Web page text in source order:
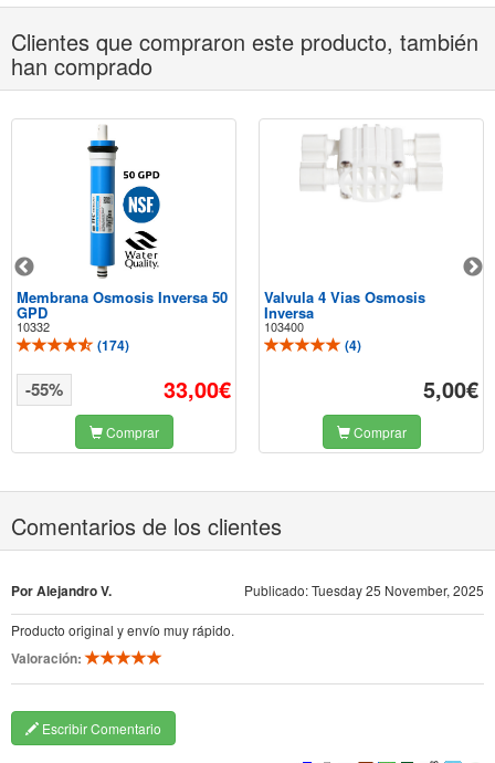
Clientes que compraron este producto, también
han comprado
Membrana Osmosis Inversa 50
GPD
10332
(174)
33,00€
-55%
Comprar
Valvula 4 Vias Osmosis
Inversa
103400
(4)
5,00€
Comprar
Comentarios de los clientes
Por Alejandro V. Publicado: Tuesday 25 November, 2025
Producto original y envío muy rápido.
Valoración:
Escribir Comentario